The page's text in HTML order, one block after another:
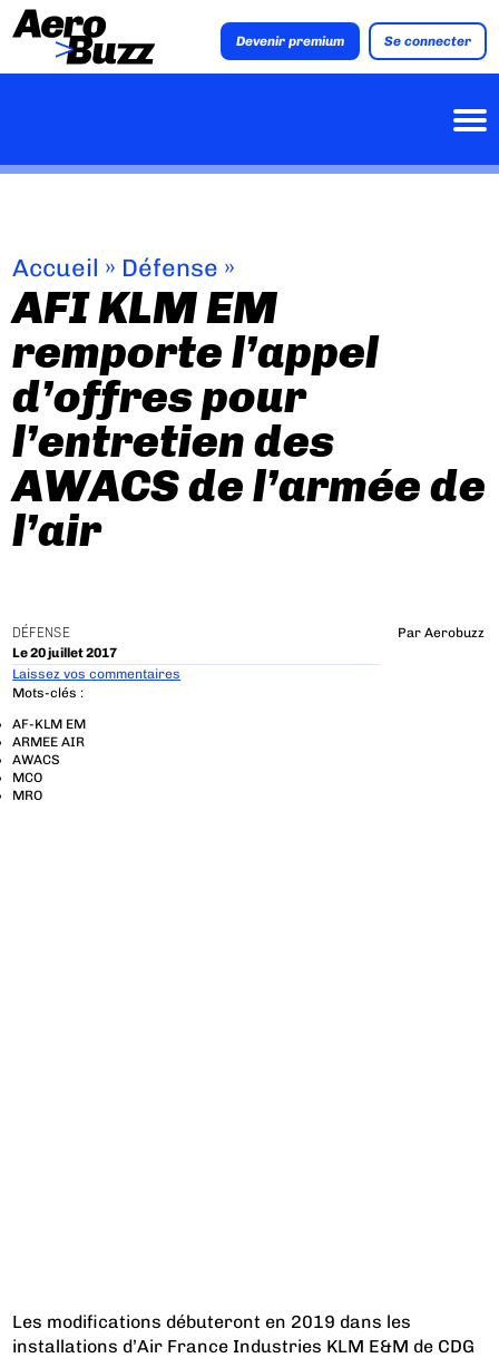
Devenir premium Se connecter
Accueil » Défense »
AFI KLM EM
remporte l’appel
d’offres pour
l’entretien des
AWACS de l’armée de
l’air
DÉFENSE
Le 20 juillet 2017
Par Aerobuzz
Laissez vos commentaires
Mots-clés :
AF-KLM EM
ARMEE AIR
AWACS
MCO
MRO
Les modifications débuteront en 2019 dans les
installations d’Air France Industries KLM E&M de CDG